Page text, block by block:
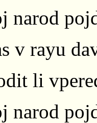
narod
v rayu
li
narod